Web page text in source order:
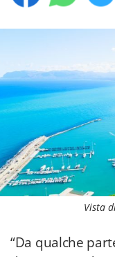
Vista
“Da qualche